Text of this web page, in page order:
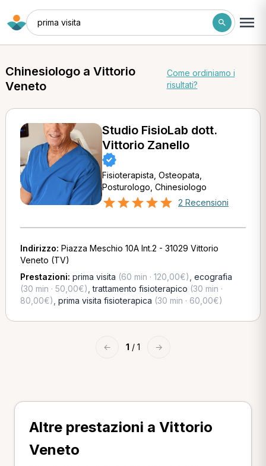
prima visita
Chinesiologo a Vittorio
Veneto
Come ordiniamo i
risultati?
Studio FisioLab dott.
Vittorio Zanello
Fisioterapista, Osteopata,
Posturologo, Chinesiologo
2 Recensioni
Indirizzo: Piazza Meschio 10A Int.2 - 31029 Vittorio
Veneto (TV)
Prestazioni: prima visita (60 min · 120,00€) ecografia
(30 min · 50,00€) ,trattamento fisioterapico (30 min ·
80,00€) prima visita fisioterapica (30 min · 60,00€)
← 1 / 1 →
Altre prestazioni a Vittorio
Veneto